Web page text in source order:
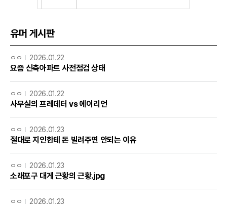
유머 게시판
ㅇㅇ 2026.01.22
요즘 신축아파트 사전점검 상태
ㅇㅇ 2026.01.22
사무실의 프레데터 vs 에이리언
ㅇㅇ 2026.01.23
절대로 지인한테 돈 빌려주면 안되는 이유
ㅇㅇ 2026.01.23
소래포구 대게 근황의 근황.jpg
ㅇㅇ 2026.01.23